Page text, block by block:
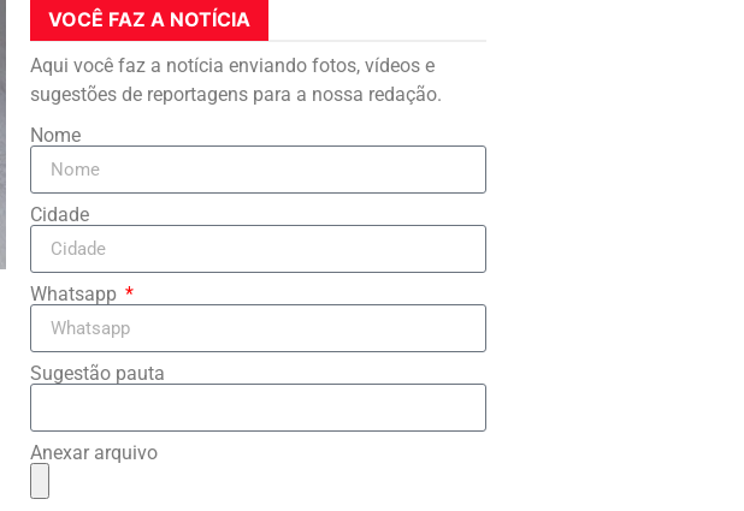
VOCÊ FAZ A NOTÍCIA
Aqui você faz a notícia enviando fotos, vídeos e
sugestões de reportagens para a nossa redação.
Nome
Cidade
Whatsapp
Sugestão pauta
Anexar arquivo